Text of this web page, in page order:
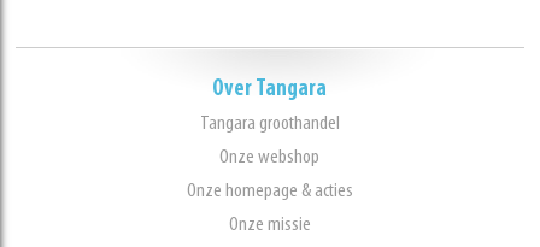
Over Tangara
Tangara groothandel
Onze webshop
Onze homepage & acties
Onze missie